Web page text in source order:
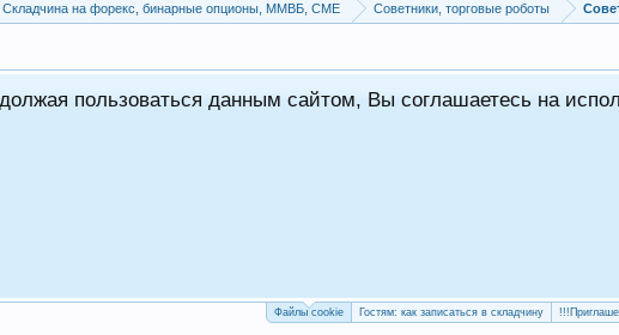
Складчина на форекс, бинарные опционы, ММВБ, CME Советники, торговые роботы
пользоваться данным сайтом, Вы соглашаетесь на
Файлы cookie Гостям: как записаться в складчину